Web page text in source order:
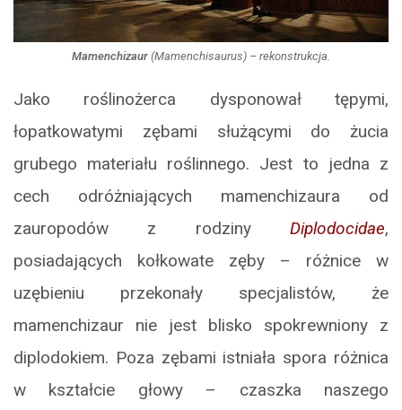
Mamenchizaur (Mamenchisaurus) – rekonstrukcja.
Jako roślinożerca dysponował tępymi,
łopatkowatymi zębami służącymi do żucia
grubego materiału roślinnego. Jest to jedna z
cech odróżniających mamenchizaura od
zauropodów z rodziny Diplodocidae,
posiadających kołkowate zęby – różnice w
uzębieniu przekonały specjalistów, że
mamenchizaur nie jest blisko spokrewniony z
diplodokiem. Poza zębami istniała spora różnica
w kształcie głowy – czaszka naszego